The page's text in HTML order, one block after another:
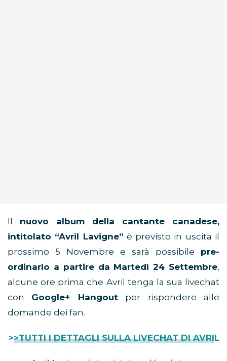
Il nuovo album della cantante canadese,
intitolato “Avril Lavigne” è previsto in uscita il
prossimo 5 Novembre e sarà possibile pre-
ordinarlo a partire da Martedì 24 Settembre,
alcune ore prima che Avril tenga la sua livechat
con Google+ Hangoutper rispondere alle
domande dei fan.
>>TUTTI I DETTAGLI SULLA LIVECHAT DI AVRIL